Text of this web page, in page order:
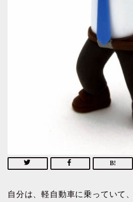
自分は、軽自動車に乗っていて